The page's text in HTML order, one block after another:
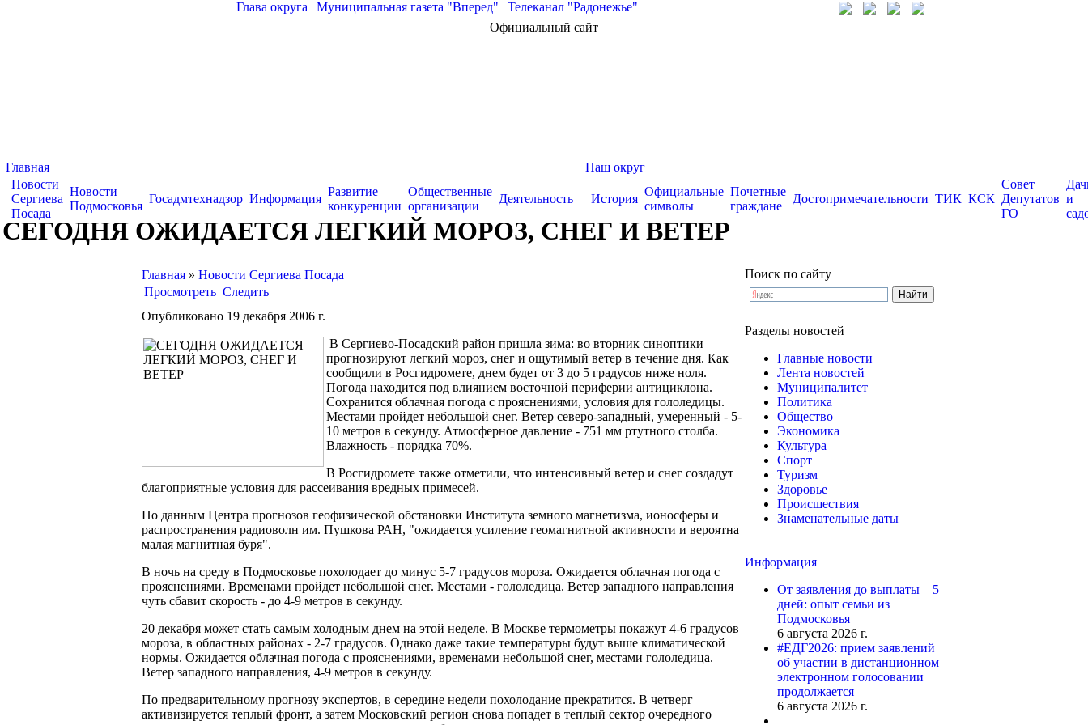
Глава округа Муниципальная газета "Вперед"
Телеканал "Радонежье"
Официальный сайт
Главная
Новости
Сергиева
Посада
Новости
Подмосковья
Госадмтехнадзор Информация
Развитие
конкуренции
Общественные
организации
Деятельность
Наш округ
История
Официальные
символы
Почетные
граждане
Достопримечательности ТИК КСК
Совет
Депутатов
ГО
и
СЕГОДНЯ ОЖИДАЕТСЯ ЛЕГКИЙ МОРОЗ, СНЕГ И ВЕТЕР
Главная » Новости Сергиева Посада
Просмотреть Следить
Опубликовано 19 декабря 2006 г.
В Сергиево-Посадский район пришла зима: во вторник синоптики
прогнозируют легкий мороз, снег и ощутимый ветер в течение дня. Как
сообщили в Росгидромете, днем будет от 3 до 5 градусов ниже ноля.
Погода находится под влиянием восточной периферии антициклона.
Сохранится облачная погода с прояснениями, условия для гололедицы.
Местами пройдет небольшой снег. Ветер северо-западный, умеренный - 5-
10 метров в секунду. Атмосферное давление - 751 мм ртутного столба.
Влажность - порядка 70%.
В Росгидромете также отметили, что интенсивный ветер и снег создадут
благоприятные условия для рассеивания вредных примесей.
По данным Центра прогнозов геофизической обстановки Института земного магнетизма, ионосферы и
распространения радиоволн им. Пушкова РАН, "ожидается усиление геомагнитной активности и вероятна
малая магнитная буря".
В ночь на среду в Подмосковье похолодает до минус 5-7 градусов мороза. Ожидается облачная погода с
прояснениями. Временами пройдет небольшой снег. Местами - гололедица. Ветер западного направления
чуть сбавит скорость - до 4-9 метров в секунду.
20 декабря может стать самым холодным днем на этой неделе. В Москве термометры покажут 4-6 градусов
мороза, в областных районах - 2-7 градусов. Однако даже такие температуры будут выше климатической
нормы. Ожидается облачная погода с прояснениями, временами небольшой снег, местами гололедица.
Ветер западного направления, 4-9 метров в секунду.
По предварительному прогнозу экспертов, в середине недели похолодание прекратится. В четверг
активизируется теплый фронт, а затем Московский регион снова попадет в теплый сектор очередного
Поиск по сайту
Разделы новостей
Главные новости
Лента новостей
Муниципалитет
Политика
Общество
Экономика
Культура
Спорт
Туризм
Здоровье
Происшествия
Знаменательные даты
Информация
От заявления до выплаты – 5
дней: опыт семьи из
Подмосковья
6 августа 2026 г.
#ЕДГ2026: прием заявлений
об участии в дистанционном
электронном голосовании
продолжается
6 августа 2026 г.